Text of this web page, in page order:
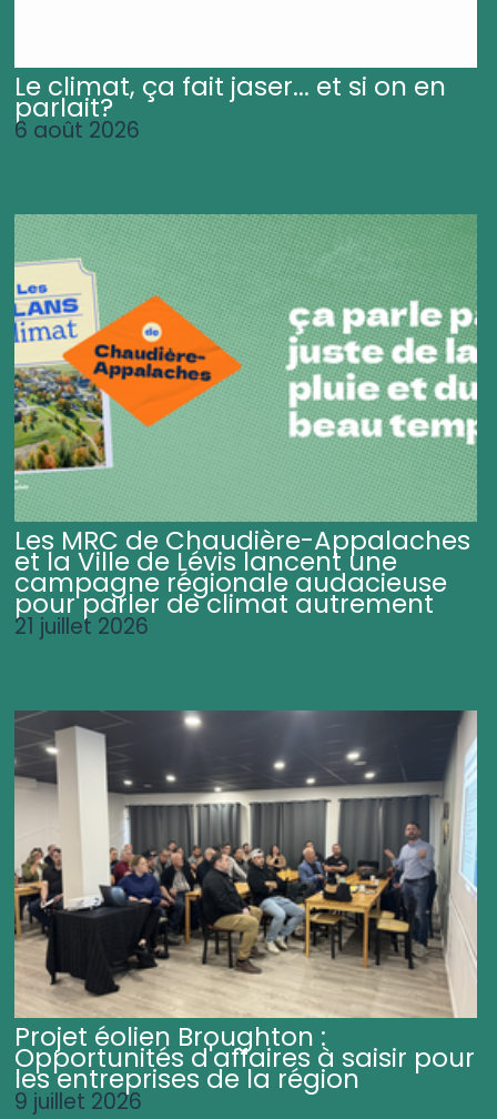
Le climat, ça fait jaser... et si on en
parlait?
6 août 2026
Les MRC de Chaudière-Appalaches
et la Ville de Lévis lancent une
campagne régionale audacieuse
pour parler de climat autrement
21 juillet 2026
Projet éolien Broughton :
Opportunités d'affaires à saisir pour
les entreprises de la région
9 juillet 2026